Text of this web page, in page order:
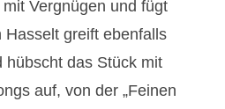
Vergnügen und fügt
Hasselt greift ebenfalls
hübscht das Stück mit
auf, von der „Feinen